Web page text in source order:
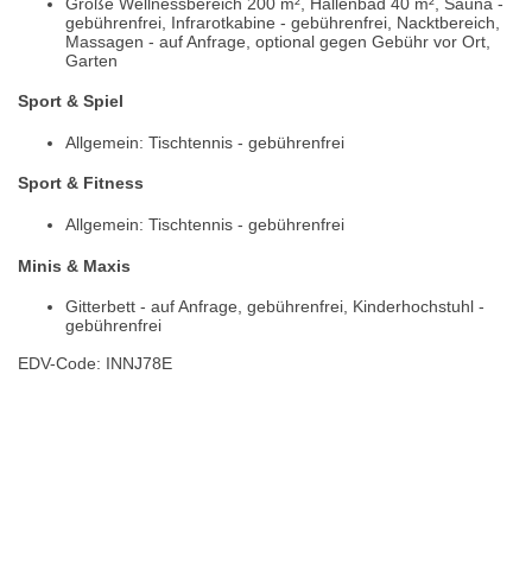
gebührenfrei, Infrarotkabine - gebührenfrei, Nacktbereich,
Massagen - auf Anfrage, optional gegen Gebühr vor Ort,
Garten
Sport & Spiel
Allgemein: Tischtennis - gebührenfrei
Sport & Fitness
Allgemein: Tischtennis - gebührenfrei
Minis & Maxis
Gitterbett - auf Anfrage, gebührenfrei, Kinderhochstuhl -
gebührenfrei
EDV-Code: INNJ78E